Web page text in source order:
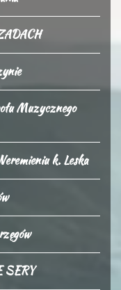
Muzycznego
k. Leska
SERY